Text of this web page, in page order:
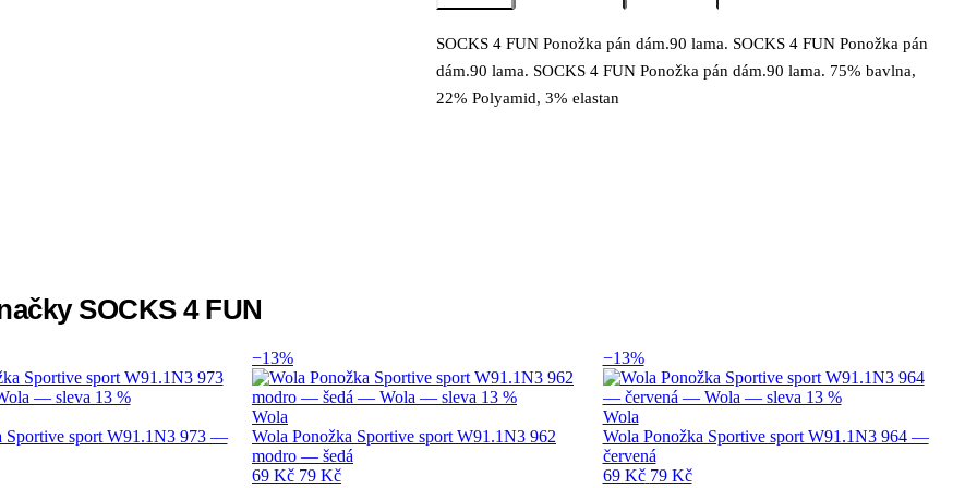
Popis produktu Socks 4 fun Ponožka pán dám
SOCKS 4 FUN Ponožka pán dám.90 lama. SOCKS 4 FUN Ponožka pán
dám.90 lama. SOCKS 4 FUN Ponožka pán dám.90 lama. 75% bavlna,
22% Polyamid, 3% elastan
SOCKS 4 FUN
Sportive sport W91.1N3 973 —
−13%
Wola
Wola Ponožka Sportive sport W91.1N3 962
modro — šedá
69 Kč 79 Kč
−13%
Wola
Wola Ponožka Sportive sport W91.1N3 964 —
červená
69 Kč 79 Kč